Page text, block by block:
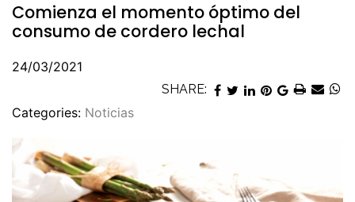
Comienza el momento óptimo del
consumo de cordero lechal
24/03/2021
SHARE:
Categories: Noticias